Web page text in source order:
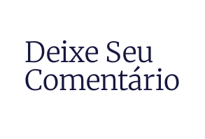
Deixe Seu
Comentário